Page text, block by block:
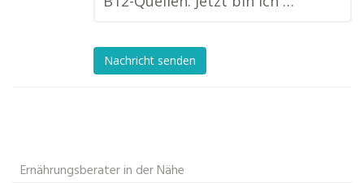
Nachricht senden
Ernährungsberater in der Nähe